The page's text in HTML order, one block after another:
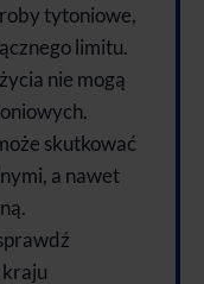
tytoniowe,
limitu.
nie mogą
skutkować
a nawet